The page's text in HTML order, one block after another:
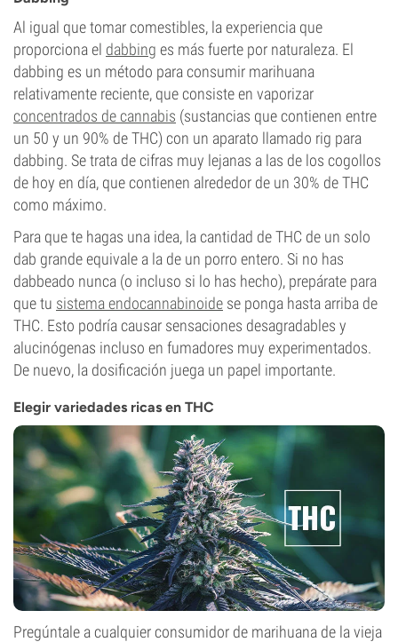
Al igual que tomar comestibles, la experiencia que
proporciona el dabbing es más fuerte por naturaleza. El
dabbing es un método para consumir marihuana
relativamente reciente, que consiste en vaporizar
concentrados de cannabis (sustancias que contienen entre
un 50 y un 90% de THC) con un aparato llamado rig para
dabbing. Se trata de cifras muy lejanas a las de los cogollos
de hoy en día, que contienen alrededor de un 30% de THC
como máximo.
Para que te hagas una idea, la cantidad de THC de un solo
dab grande equivale a la de un porro entero. Si no has
dabbeado nunca (o incluso si lo has hecho), prepárate para
que tu sistema endocannabinoide se ponga hasta arriba de
THC. Esto podría causar sensaciones desagradables y
alucinógenas incluso en fumadores muy experimentados.
De nuevo, la dosificación juega un papel importante.
Elegir variedades ricas en THC
Pregúntale a cualquier consumidor de marihuana de la vieja